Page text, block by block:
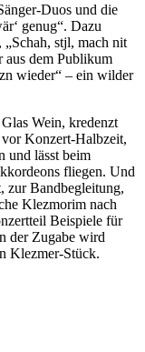
Duos und die
genug“. Dazu
stjl, mach nit
aus dem Publikum
wieder“ – ein wilder
Wein, kredenzt
Konzert-Halbzeit,
und lässt beim
fliegen. Und
zur Bandbegleitung,
Klezmorim nach
Beispiele für
der Zugabe wird
Klezmer-Stück.